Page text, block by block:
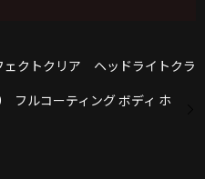
ェクトクリア ヘッドライトクラ
フルコーティング ボディ ホ